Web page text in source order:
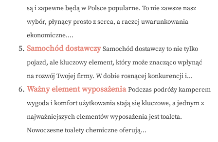
są i zapewne będą w Polsce popularne. To nie zawsze nasz
wybór, płynący prosto z serca, a raczej uwarunkowania
ekonomiczne....
Samochód dostawczy Samochód dostawczy to nie tylko
pojazd, ale kluczowy element, który może znacząco wpłynąć
na rozwój Twojej firmy. W dobie rosnącej konkurencji i...
Ważny element wyposażenia Podczas podróży kamperem
wygoda i komfort użytkowania stają się kluczowe, a jednym z
najważniejszych elementów wyposażenia jest toaleta.
Nowoczesne toalety chemiczne oferują...